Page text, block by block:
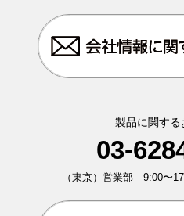
製品に関する
03-
（東京）営業部 9:00〜